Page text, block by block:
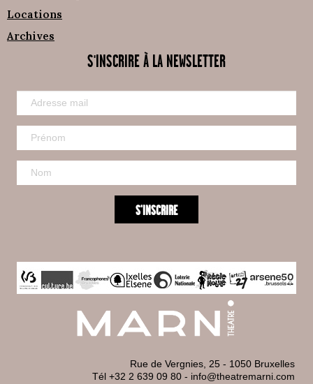
Locations
Archives
S'INSCRIRE À LA NEWSLETTER
Rue de Vergnies, 25 - 1050 Bruxelles
Tél +32 2 639 09 80 - info@theatremarni.com